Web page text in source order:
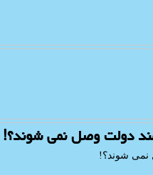
دولت وصل نمی شوند؟!
نمی شوند؟!